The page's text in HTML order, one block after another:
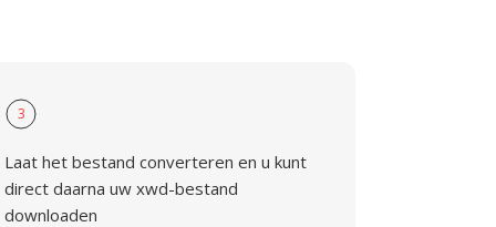
3
Laat het bestand converteren en u kunt
direct daarna uw xwd-bestand
downloaden